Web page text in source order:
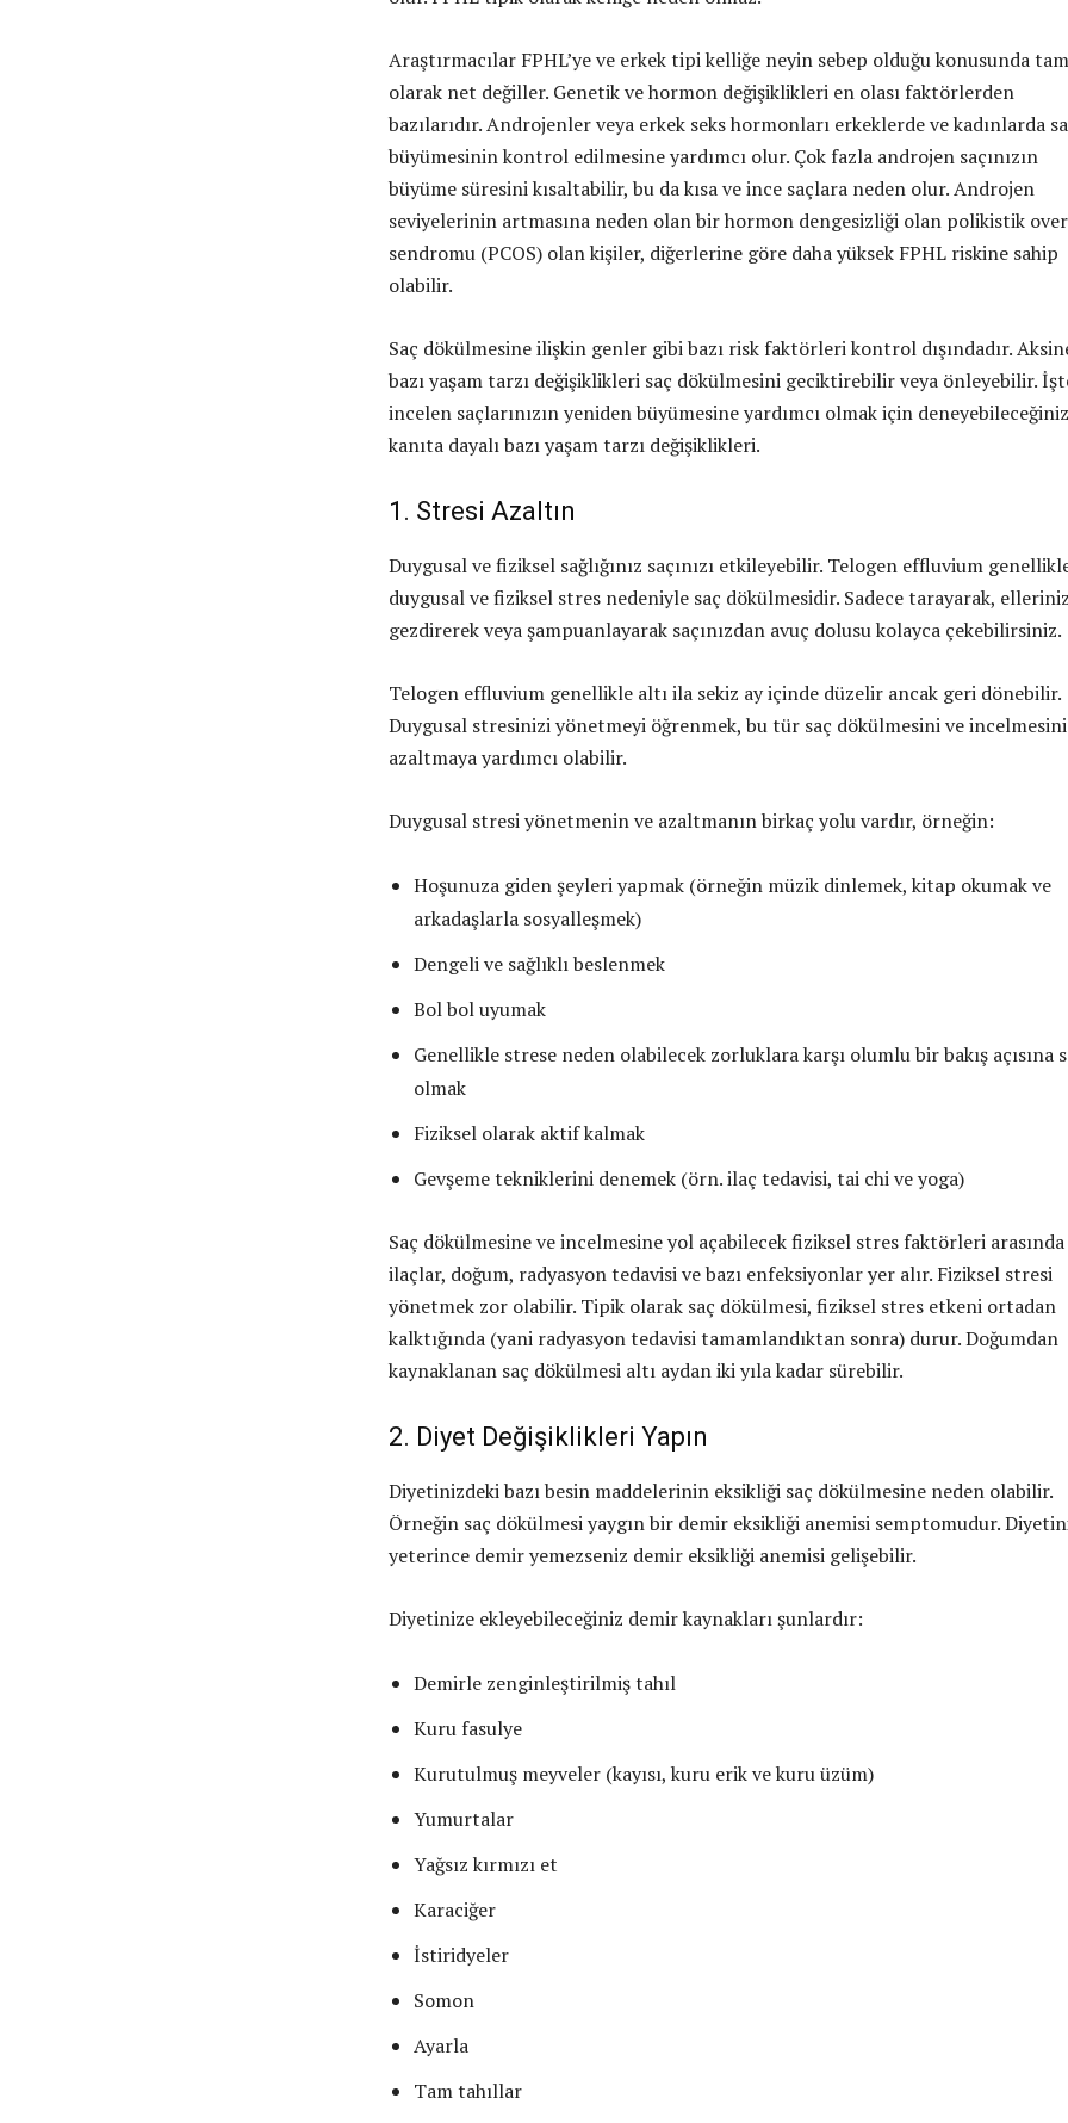
Araştırmacılar FPHL’ye ve erkek tipi kelliğe neyin sebep olduğu konusunda tam
olarak net değiller. Genetik ve hormon değişiklikleri en olası faktörlerden
bazılarıdır. Androjenler veya erkek seks hormonları erkeklerde ve kadınlarda
büyümesinin kontrol edilmesine yardımcı olur. Çok fazla androjen saçınızın
büyüme süresini kısaltabilir, bu da kısa ve ince saçlara neden olur. Androjen
seviyelerinin artmasına neden olan bir hormon dengesizliği olan polikistik over
sendromu (PCOS) olan kişiler, diğerlerine göre daha yüksek FPHL riskine sahip
olabilir.
Saç dökülmesine ilişkin genler gibi bazı risk faktörleri kontrol dışındadır.
bazı yaşam tarzı değişiklikleri saç dökülmesini geciktirebilir veya önleyebilir.
incelen saçlarınızın yeniden büyümesine yardımcı olmak için deneyebileceğiniz
kanıta dayalı bazı yaşam tarzı değişiklikleri.
1. Stresi Azaltın
Duygusal ve fiziksel sağlığınız saçınızı etkileyebilir. Telogen effluvium
duygusal ve fiziksel stres nedeniyle saç dökülmesidir. Sadece tarayarak,
gezdirerek veya şampuanlayarak saçınızdan avuç dolusu kolayca çekebilirsiniz.
Telogen effluvium genellikle altı ila sekiz ay içinde düzelir ancak geri dönebilir.
Duygusal stresinizi yönetmeyi öğrenmek, bu tür saç dökülmesini ve incelmesini
azaltmaya yardımcı olabilir.
Duygusal stresi yönetmenin ve azaltmanın birkaç yolu vardır, örneğin:
Hoşunuza giden şeyleri yapmak (örneğin müzik dinlemek, kitap okumak ve
arkadaşlarla sosyalleşmek)
Dengeli ve sağlıklı beslenmek
Bol bol uyumak
Genellikle strese neden olabilecek zorluklara karşı olumlu bir bakış açısına
olmak
Fiziksel olarak aktif kalmak
Gevşeme tekniklerini denemek (örn. ilaç tedavisi, tai chi ve yoga)
Saç dökülmesine ve incelmesine yol açabilecek fiziksel stres faktörleri arasında
ilaçlar, doğum, radyasyon tedavisi ve bazı enfeksiyonlar yer alır. Fiziksel stresi
yönetmek zor olabilir. Tipik olarak saç dökülmesi, fiziksel stres etkeni ortadan
kalktığında (yani radyasyon tedavisi tamamlandıktan sonra) durur. Doğumdan
kaynaklanan saç dökülmesi altı aydan iki yıla kadar sürebilir.
2. Diyet Değişiklikleri Yapın
Diyetinizdeki bazı besin maddelerinin eksikliği saç dökülmesine neden olabilir.
Örneğin saç dökülmesi yaygın bir demir eksikliği anemisi semptomudur.
yeterince demir yemezseniz demir eksikliği anemisi gelişebilir.
Diyetinize ekleyebileceğiniz demir kaynakları şunlardır:
Demirle zenginleştirilmiş tahıl
Kuru fasulye
Kurutulmuş meyveler (kayısı, kuru erik ve kuru üzüm)
Yumurtalar
Yağsız kırmızı et
Karaciğer
İstiridyeler
Somon
Ayarla
Tam tahıllar